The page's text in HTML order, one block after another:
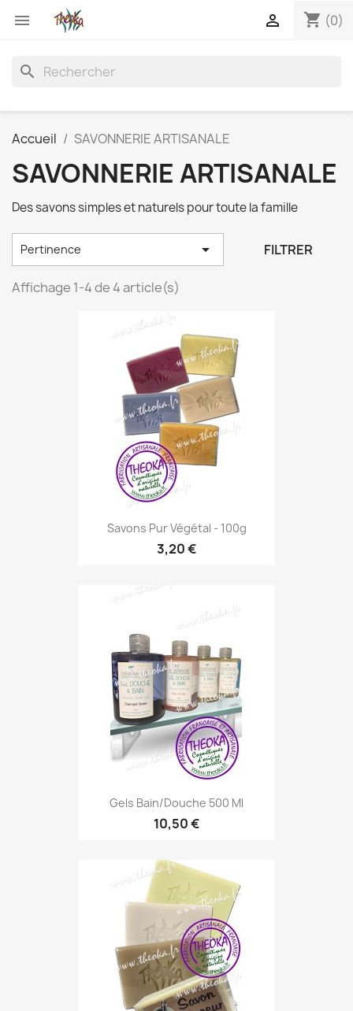
 shopping_cart (0)

search
Accueil SAVONNERIE ARTISANALE
SAVONNERIE ARTISANALE
Des savons simples et naturels pour toute la famille
Pertinence  FILTRER
Affichage 1-4 de 4 article(s)
Savons Pur Végétal - 100g
3,20 €
Gels Bain/douche 500 Ml
10,50 €